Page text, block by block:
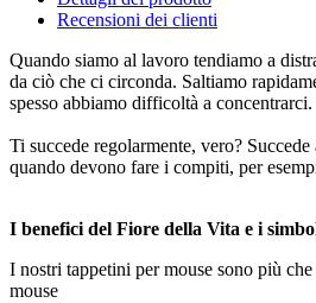
Recensioni dei clienti
Quando siamo al lavoro tendiamo a
da ciò che ci circonda. Saltiamo
spesso abbiamo difficoltà a concentrarci.
Ti succede regolarmente, vero?
quando devono fare i compiti, per
I benefici del Fiore della Vita e i
I nostri tappetini per mouse sono più
mouse